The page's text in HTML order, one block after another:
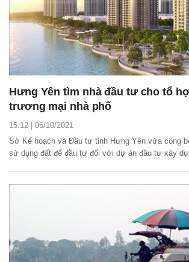
Hưng Yên tìm nhà đầu tư cho tổ
trương mại nhà phố
15:12 | 06/10/2021
Sở Kế hoạch và Đầu tư tỉnh Hưng Yên vừa công
sử dụng đất để đầu tư đối với dự án đầu tư xây